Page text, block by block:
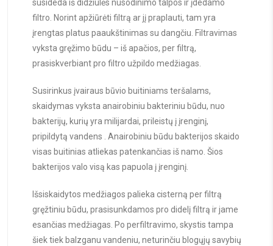
susideda iš didžiulės nusodinimo talpos ir įdedamo
filtro. Norint apžiūrėti filtrą ar jį praplauti, tam yra
įrengtas platus paaukštinimas su dangčiu. Filtravimas
vyksta gręžimo būdu – iš apačios, per filtrą,
prasiskverbiant pro filtro užpildo medžiagas.
Susirinkus įvairaus būvio buitiniams teršalams,
skaidymas vyksta anairobiniu bakteriniu būdu, nuo
bakterijų, kurių yra milijardai, prileistų į įrenginį,
pripildytą vandens . Anairobiniu būdu bakterijos skaido
visas buitinias atliekas patenkančias iš namo. Šios
bakterijos valo visą kas papuola į įrenginį.
Išsiskaidytos medžiagos palieka cisterną per filtrą
gręžtiniu būdu, prasisunkdamos pro didelį filtrą ir jame
esančias medžiagas. Po perfiltravimo, skystis tampa
šiek tiek balzganu vandeniu, neturinčiu blogųjų savybių